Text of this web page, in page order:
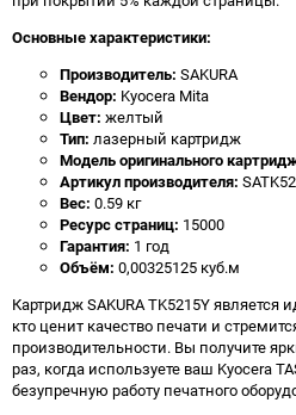
Основные характеристики:
Производитель: SAKURA
Вендор: Kyocera Mita
Цвет: желтый
Тип: лазерный картридж
Модель оригинального
Артикул производителя:
Вес: 0.59 кг
Ресурс страниц: 15000
Гарантия: 1 год
Объём: 0,00325125 куб.м
Картридж SAKURA TK5215Y
кто ценит качество печати и
производительности. Вы получите
раз, когда используете ваш Kyocera
безупречную работу печатного